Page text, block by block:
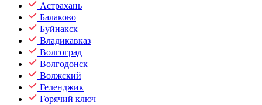
Астрахань
Балаково
Буйнакск
Владикавказ
Волгоград
Волгодонск
Волжский
Геленджик
Горячий ключ